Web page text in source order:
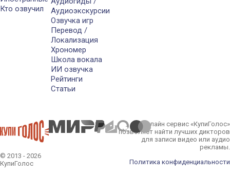
Кто озвучил
Аудиоэкскурсии
Озвучка игр
Перевод /
Локализация
Хрономер
Школа вокала
ИИ озвучка
Рейтинги
Статьи
© 2013 - 2026
КупиГолос
Онлайн сервис «КупиГолос»
позволяет найти лучших дикторов
для записи видео или аудио
рекламы.
Политика конфиденциальности